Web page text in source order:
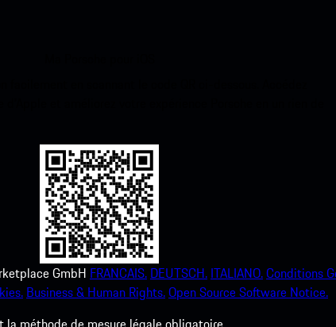
GmbH FRANCAIS. DEUTSCH. ITALIANO.Conditions
Business & Human Rights.Open Source Software Notice.